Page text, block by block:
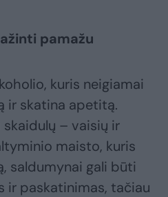
pamažu
kuris neigiamai
ir skatina apetitą.
– vaisių ir
maisto, kuris
saldumynai gali būti
ir paskatinimas, tačiau